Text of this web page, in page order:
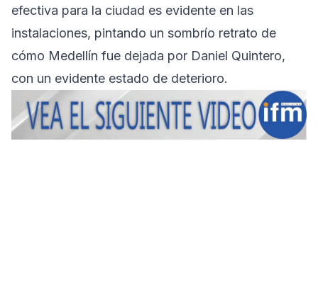
efectiva para la ciudad es evidente en las
instalaciones, pintando un sombrío retrato de
cómo Medellín fue dejada por Daniel Quintero,
con un evidente estado de deterioro.